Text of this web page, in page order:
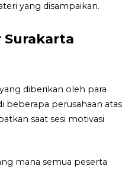
yang disampaikan.
diberikan oleh para
beberapa perusahaan atas
saat sesi motivasi
mana semua peserta